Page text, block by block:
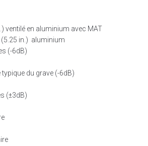
ventilé en aluminium avec MAT
(5.25 in.) aluminium
(-6dB)
du grave (-6dB)
(±3dB)